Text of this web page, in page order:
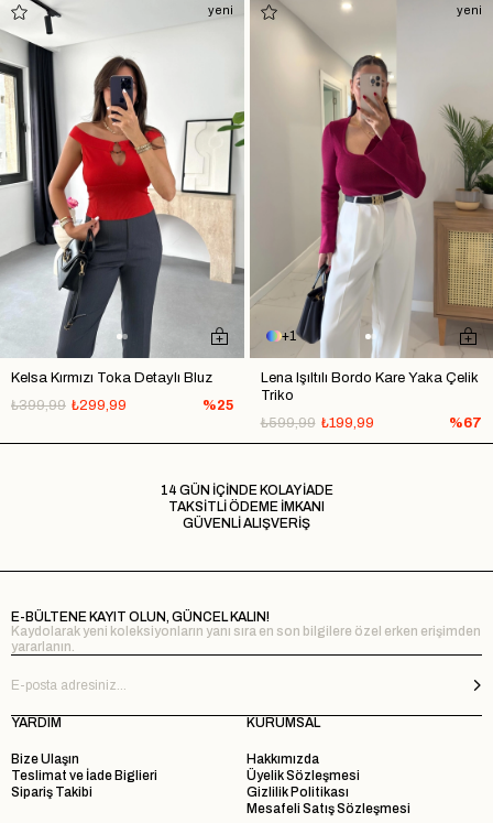
Kelsa Kırmızı Toka Detaylı Bluz
₺299,99
₺399,99 %25
yeni
1
Lena Işıltılı Bordo Kare Yaka Çelik
Triko
₺199,99
₺599,99 %67
yeni
14 GÜN İÇİNDE KOLAY İADE
TAKSİTLİ ÖDEME İMKANI
GÜVENLİ ALIŞVERİŞ
E-BÜLTENE KAYIT OLUN, GÜNCEL KALIN!
Kaydolarak yeni koleksiyonların yanı sıra en son bilgilere özel erken erişimden
yararlanın.
YARDIM
Bize Ulaşın
Teslimat ve İade Biglieri
Sipariş Takibi
KURUMSAL
Hakkımızda
Üyelik Sözleşmesi
Gizlilik Politikası
Mesafeli Satış Sözleşmesi